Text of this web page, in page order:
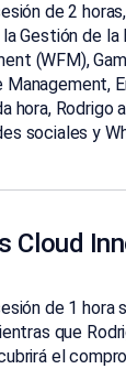
de 2
laGestión de la
(WFM),
Management,
hora, Rodrigo
sociales y
Cloud
de 1 hora
que
el